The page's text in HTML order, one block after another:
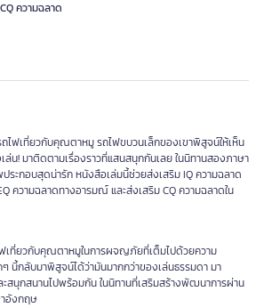
ความฉลาด
ไฟเที่ยวกับคุณตาหมู รถไฟขบวนเล็กของเขาพิสูจน์ให้เห็น
ล่น! มาติดตามเรื่องราวที่แสนสนุกกันเลย ในนิทานสองภาษา
ะกอบสุดน่ารัก หนังสือเล่มนี้ช่วยส่งเสริม IQ ความฉลาด
ความฉลาดทางอารมณ์ และส่งเสริม CQ ความฉลาดใน
ฟเที่ยวกับคุณตาหมูในการผจญภัยที่เต็มไปด้วยความ
นี้กลับมาพิสูจน์ได้ว่ามันมากกว่าของเล่นธรรมดา มา
สนุกสนานไปพร้อมกัน ในนิทานที่เสริมสร้างพัฒนาการผ่าน
าอังกฤษ